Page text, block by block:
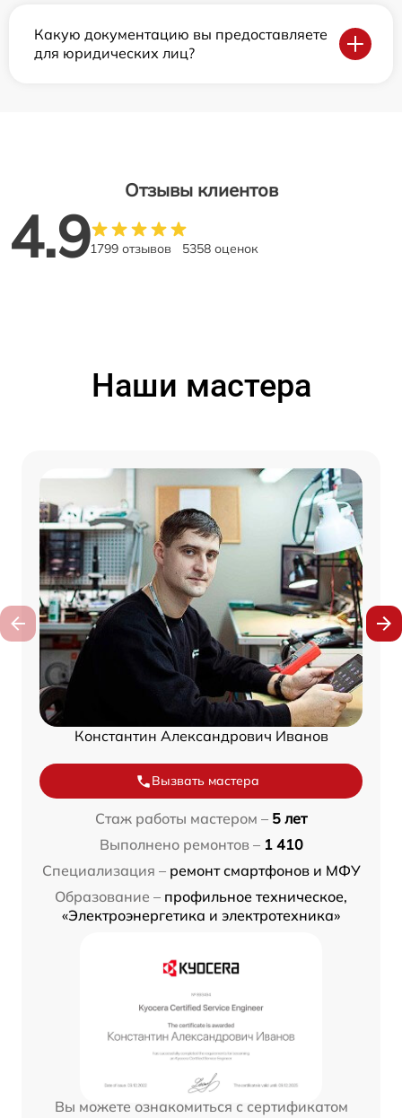
Какую документацию вы предоставляете
для юридических лиц?
Отзывы клиентов
4.91799 отзывов 5358 оценок
Наши мастера
Константин Александрович Иванов
Вызвать мастера
Стаж работы мастером – 5 лет
Выполнено ремонтов – 1 410
Специализация – ремонт смартфонов и МФУ
Образование – профильное техническое,
«Электроэнергетика и электротехника»
Вы можете ознакомиться с сертификатом